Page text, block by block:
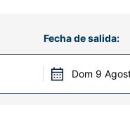
Fecha de salida:
Dom 9